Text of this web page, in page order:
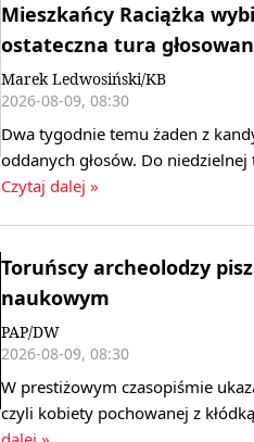
Mieszkańcy Raciążka
ostateczna tura
Marek Ledwosiński/KB
2026-08-09, 08:30
Dwa tygodnie temu żaden z
oddanych głosów. Do
Czytaj dalej »
Toruńscy archeolodzy
naukowym
PAP/DW
2026-08-09, 08:30
W prestiżowym czasopiśmie
czyli kobiety pochowanej z